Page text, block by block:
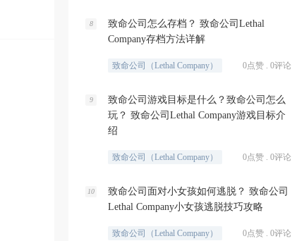
8
致命公司怎么存档？ 致命公司Lethal
Company存档方法详解
致命公司（Lethal Company） 0点赞 . 0评论
9
致命公司游戏目标是什么？致命公司怎么
玩？ 致命公司Lethal Company游戏目标介
绍
致命公司（Lethal Company） 0点赞 . 0评论
10
致命公司面对小女孩如何逃脱？ 致命公司
Lethal Company小女孩逃脱技巧攻略
致命公司（Lethal Company） 0点赞 . 0评论